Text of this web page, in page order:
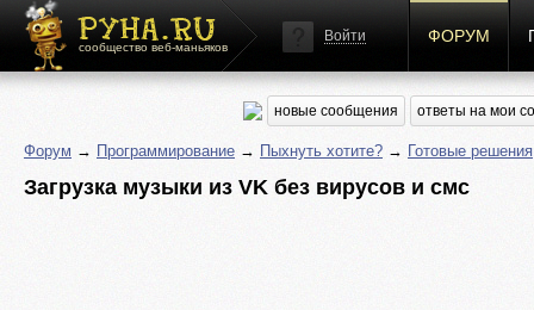
сообщество веб-маньяков
Войти ФОРУМ
новые сообщения ответы на мои
Форум → Программирование → Пыхнуть хотите? → Готовые решения
Загрузка музыки из VK без вирусов и смс